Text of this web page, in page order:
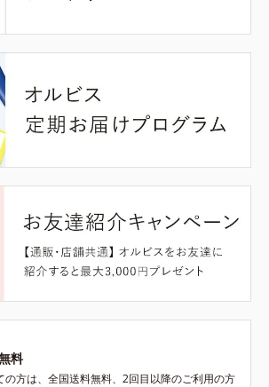
料
の方は、全国送料無料、2回目以降のご利用の方